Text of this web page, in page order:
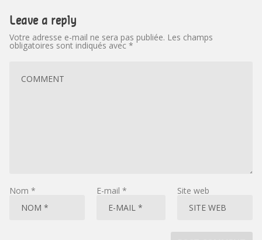
Leave a reply
Votre adresse e-mail ne sera pas publiée. Les champs
obligatoires sont indiqués avec *
Nom * E-mail * Site web